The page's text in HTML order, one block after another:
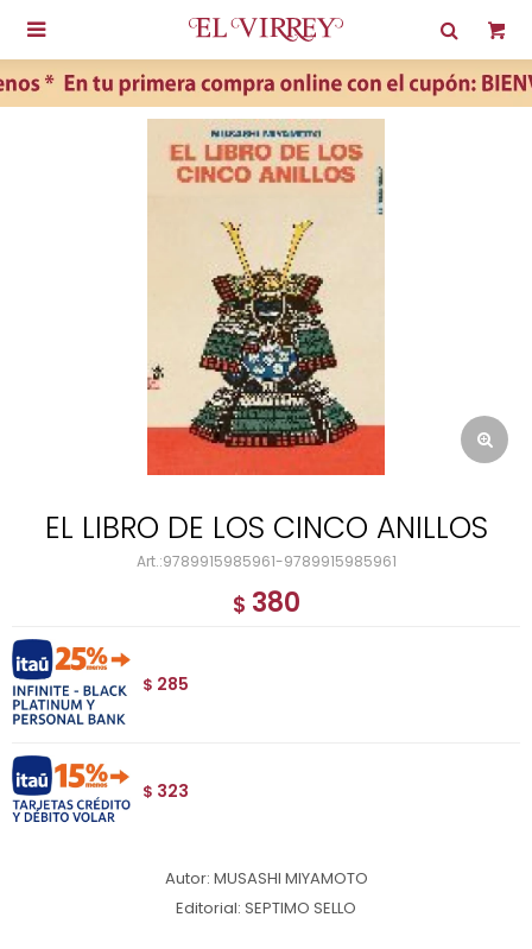

EL LIBRO DE LOS CINCO ANILLOS
9789915985961-9789915985961
$ 380
$ 285
$ 323
Autor: MUSASHI MIYAMOTO
Editorial: SEPTIMO SELLO